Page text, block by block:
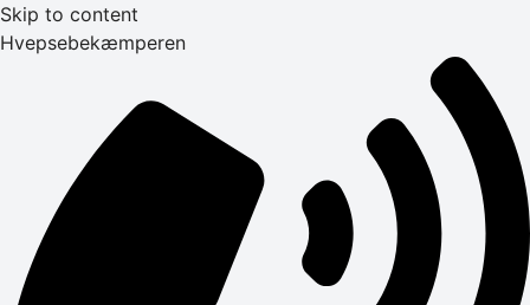
Skip to content
Hvepsebekæmperen